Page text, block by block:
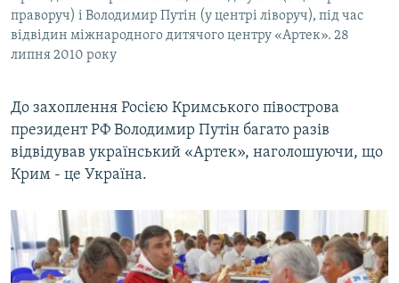
праворуч) і Володимир Путін (у центрі ліворуч), під час
відвідин міжнародного дитячого центру «Артек». 28
липня 2010 року
До захоплення Росією Кримського півострова
президент РФ Володимир Путін багато разів
відвідував український «Артек», наголошуючи, що
Крим - це Україна.